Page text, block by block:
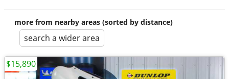
more from nearby areas (sorted by distance)
search a wider area
$15,890